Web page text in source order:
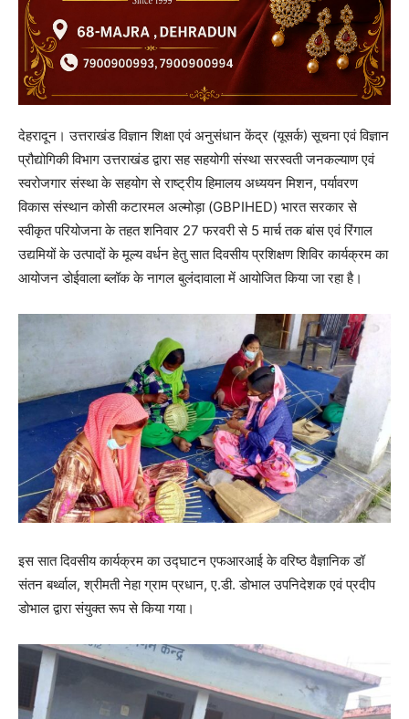
देहरादून। उत्तराखंड विज्ञान शिक्षा एवं अनुसंधान केंद्र (यूसर्क) सूचना एवं विज्ञान
प्रौद्योगिकी विभाग उत्तराखंड द्वारा सह सहयोगी संस्था सरस्वती जनकल्याण एवं
स्वरोजगार संस्था के सहयोग से राष्ट्रीय हिमालय अध्ययन मिशन, पर्यावरण
विकास संस्थान कोसी कटारमल अल्मोड़ा (GBPIHED) भारत सरकार से
स्वीकृत परियोजना के तहत शनिवार 27 फरवरी से 5 मार्च तक बांस एवं रिंगाल
उद्यमियों के उत्पादों के मूल्य वर्धन हेतु सात दिवसीय प्रशिक्षण शिविर कार्यक्रम का
आयोजन डोईवाला ब्लॉक के नागल बुलंदावाला में आयोजित किया जा रहा है।
इस सात दिवसीय कार्यक्रम का उद्घाटन एफआरआई के वरिष्ठ वैज्ञानिक डॉ
संतन बर्थ्वाल, श्रीमती नेहा ग्राम प्रधान, ए.डी. डोभाल उपनिदेशक एवं प्रदीप
डोभाल द्वारा संयुक्त रूप से किया गया।